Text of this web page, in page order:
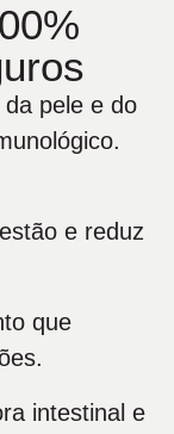
pele e do
e reduz
que
intestinal e